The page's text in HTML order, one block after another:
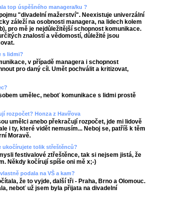
top úspěšného managera/ku ?
"divadelní mažerství". Neexistuje univerzální
záleží na osobnosti managera, na lidech kolem
pro mě je nejdůležitější schopnost komunikace.
znalostí a vědomostí, důležité jsou
s lidmi?
v případě managera i schopnost
pro daný cíl. Umět pochválit a kritizovat,
umělec, neboť komunikace s lidmi prostě
rozpočet? Honza z Havířova
umělci anebo překračují rozpočet, jde mi lidově
i ty, které vidět nemusím... Neboj se, patříš k těm
Moravě.
ukočírujete tolik střeštěnců?
festivalové ztřeštěnce, tak si nejsem jistá, že
Někdy kočírují spíše oni mě x;-)
podala na VŠ a kam?
že to vyjde, další tři - Praha, Brno a Olomouc.
neboť už jsem byla přijata na divadelní